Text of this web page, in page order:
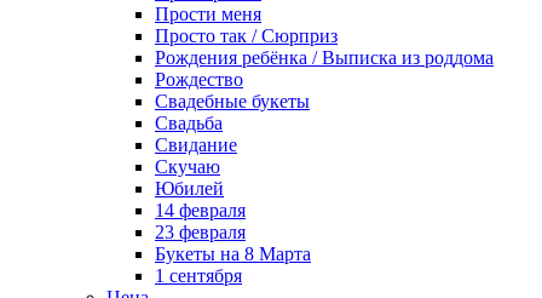
Прости меня
Просто так / Сюрприз
Рождения ребёнка / Выписка из роддома
Рождество
Свадебные букеты
Свадьба
Свидание
Скучаю
Юбилей
14 февраля
23 февраля
Букеты на 8 Марта
1 сентября